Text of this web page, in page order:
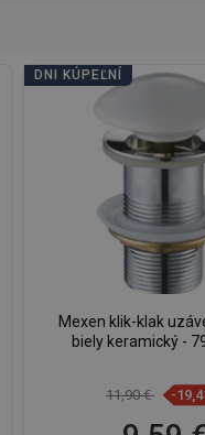
DNI KÚPEĽNÍ
Mexen klik-klak
biely keramický -
11,90 € -